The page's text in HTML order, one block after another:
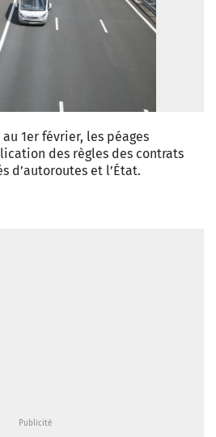
1er février, les péages
des règles des contrats
d’autoroutes et l’État.